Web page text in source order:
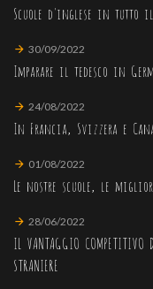
Scuole d'inglese in tutto
30/09/2022
Imparare il tedesco in
24/08/2022
In Francia, Svizzera e
01/08/2022
Le nostre scuole, le
28/06/2022
IL VANTAGGIO COMPETITIVO
STRANIERE